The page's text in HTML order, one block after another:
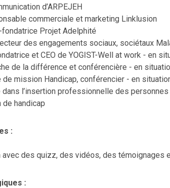
d’ARPEJEH
commerciale et marketing Linklusion
fondatrice Projet Adelphité
des engagements sociaux, sociétaux
et CEO de YOGIST-Well at work - en
de la différence et conférencière - en
de mission Handicap, conférencier - en
dans l’insertion professionnelle des
handicap
:
des quizz, des vidéos, des témoignages
: